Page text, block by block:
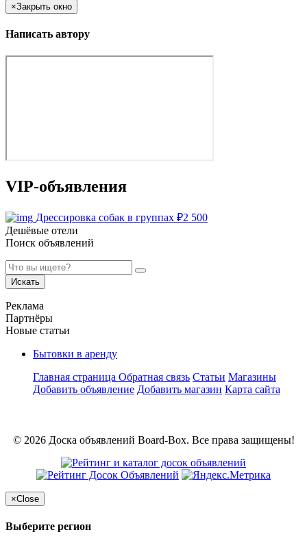
×Закрыть окно
Написать автору
VIP-объявления
Дрессировка собак в группах ₽2 500
Дешёвые отели
Поиск объявлений
Искать
Реклама
Партнёры
Новые статьи
Бытовки в аренду
Главная страница Обратная связь Статьи Магазины
Добавить объявление Добавить магазин Карта сайта
© 2026 Доска объявлений Board-Box. Все права защищены!
×Close
Выберите регион